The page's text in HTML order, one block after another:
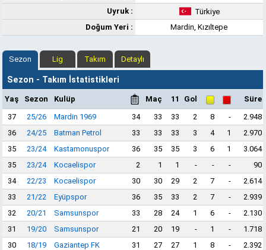
Uyruk :
Türkiye
Doğum Yeri :
Mardin, Kızıltepe
Sezon Lig Takım Detaylı
Sezon - Takım İstatistikleri
Yaş Sezon Kulüp Maç 11 Gol
Süre
37
25/26 Mardin 1969 34 33 33 2 8 -
2.948
36
24/25 Batman Petrol 33 33 33 3 4 1
2.970
35
23/24 Kastamonuspor 36 35 35 3 6 1
3.064
35
23/24 Kocaelispor 2 1 1 - - -
90
34
22/23 Kocaelispor 30 30 29 2 7 -
2.614
33
21/22 Eyüpspor 36 35 33 2 7 -
2.939
32
20/21 Samsunspor 33 28 24 1 6 -
2.130
31
19/20 Samsunspor 21 20 19 - 1 -
1.718
30
18/19 Gaziantep FK 31 27 27 1 8 -
2.392